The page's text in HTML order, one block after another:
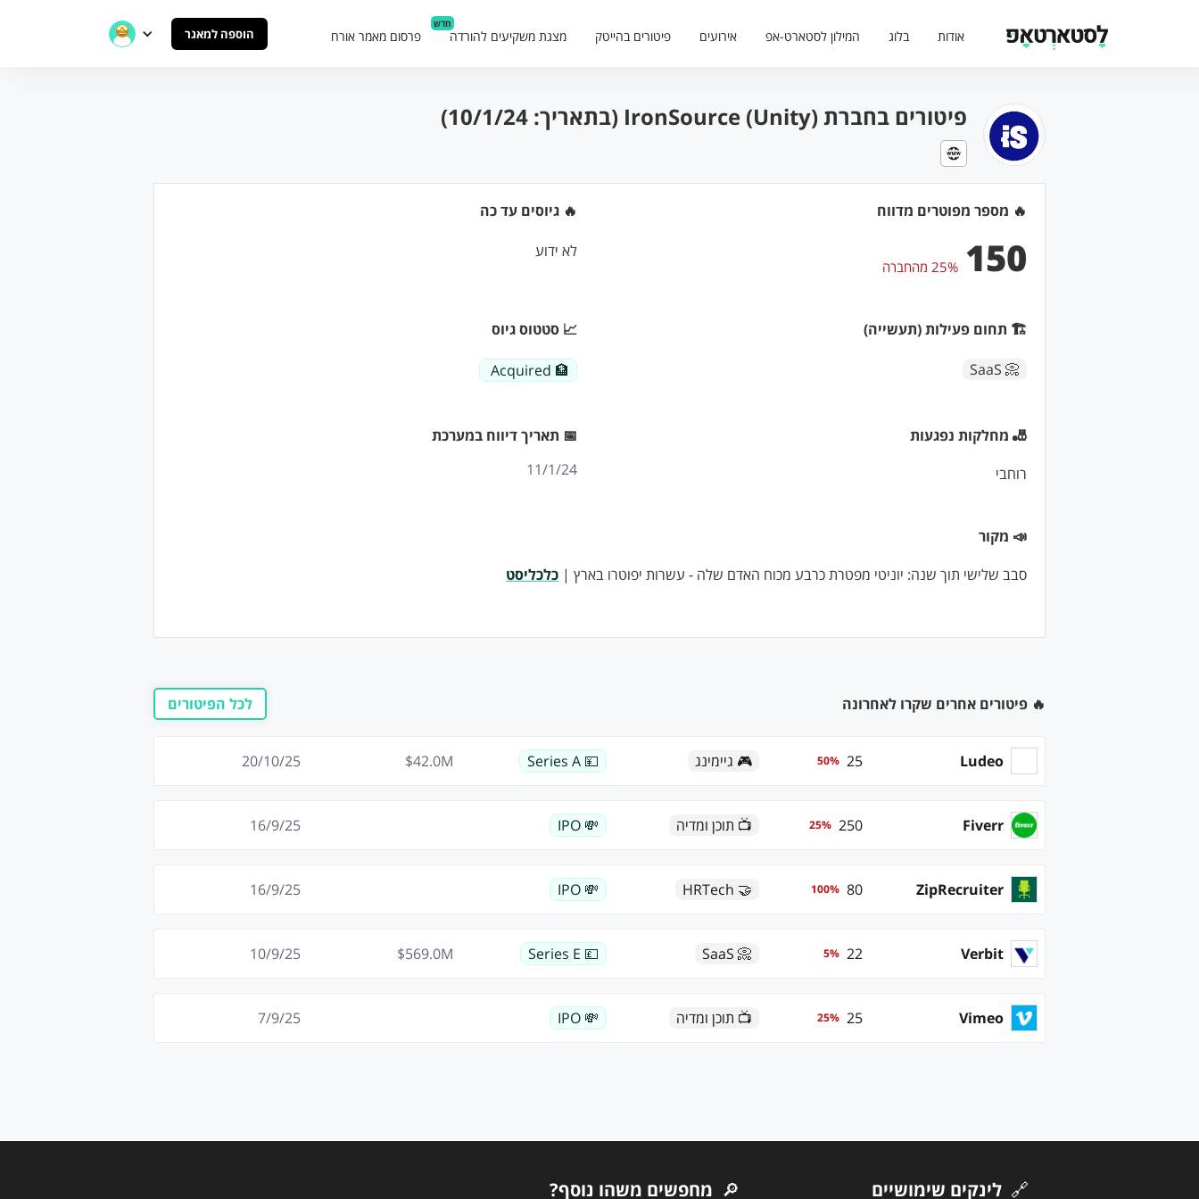
אודות בלוג המילון לסטארט-אפ אירועים פיטורים בהייטק מצגת משקיעים להורדה
חדש
פרסום מאמר אורח הוספה למאגר
פיטורים בחברת IronSource (Unity) (בתאריך: 10/1/24)
🔥 מספר מפוטרים מדווח
150 25% מהחברה
🔥 גיוסים עד כה
לא ידוע
🏗 תחום פעילות (תעשייה)
📀 SaaS
📈 סטטוס גיוס
🏦 Acquired
🎳 מחלקות נפגעות
רוחבי
📅 תאריך דיווח במערכת
11/1/24
📣 מקור
סבב שלישי תוך שנה: יוניטי מפטרת כרבע מכוח האדם שלה - עשרות יפוטרו בארץ | כלכליסט
🔥 פיטורים אחרים שקרו לאחרונה לכל הפיטורים
Ludeo
25
%
50 🎮 גיימינג 💴 Series A
M
42.0
$
20/10/25
Fiverr
250
%
25 📺 תוכן ומדיה 💸 IPO
16/9/25
ZipRecruiter
80
%
100
🤝 HRTech
💸 IPO
16/9/25
Verbit
22
%
5
📀 SaaS
💷 Series E
M
569.0
$
10/9/25
Vimeo
25
%
25 📺 תוכן ומדיה 💸 IPO
7/9/25
🔗 לינקים שימושיים 🔎 מחפשים משהו נוסף?